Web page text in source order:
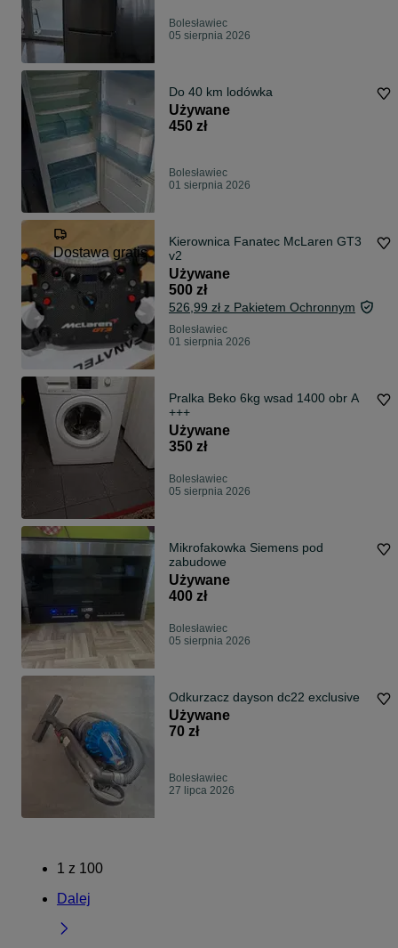
Bolesławiec
05 sierpnia 2026
Do 40 km lodówka
Używane
450 zł
Bolesławiec
01 sierpnia 2026
Dostawa gratis
Kierownica Fanatec McLaren GT3
v2
Używane
500 zł
526,99 zł z Pakietem Ochronnym
Bolesławiec
01 sierpnia 2026
Pralka Beko 6kg wsad 1400 obr A
+++
Używane
350 zł
Bolesławiec
05 sierpnia 2026
Mikrofakowka Siemens pod
zabudowe
Używane
400 zł
Bolesławiec
05 sierpnia 2026
Odkurzacz dayson dc22 exclusive
Używane
70 zł
Bolesławiec
27 lipca 2026
1 z 100
Dalej